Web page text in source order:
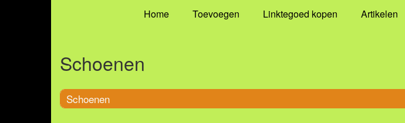
Home Toevoegen Linktegoed kopen Artikelen
Schoenen
Schoenen